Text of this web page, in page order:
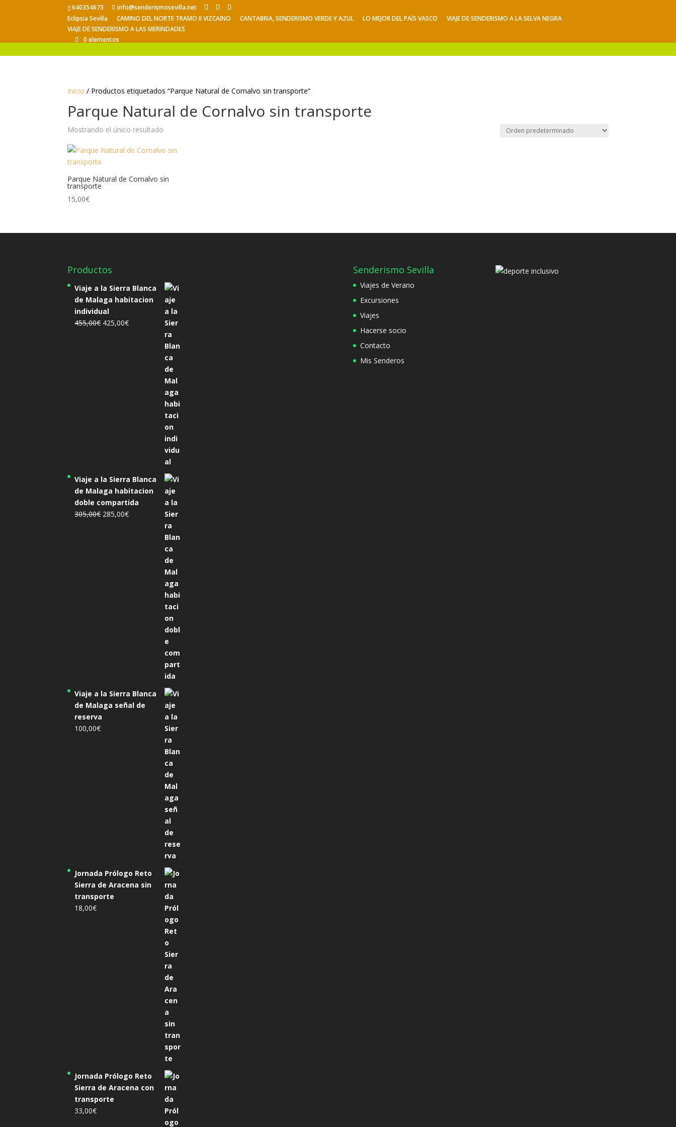
640354673
info@senderismosevilla.net
Eclipsia Sevilla
CAMINO DEL NORTE TRAMO II VIZCAINO CANTABRIA, SENDERISMO VERDE Y AZUL LO MEJOR DEL PAÍS VASCO
VIAJE DE SENDERISMO A LA SELVA NEGRA
VIAJE DE SENDERISMO A LAS MERINDADES
0 elementos
Inicio / Productos etiquetados “Parque Natural de Cornalvo sin transporte”
Parque Natural de Cornalvo sin transporte
Mostrando el único resultado
Parque Natural de Cornalvo sin
transporte
15,00€
Productos
Viaje a la Sierra Blanca
de Malaga habitacion
individual
455,00€ El
425,00€El
Viaje a la Sierra Blanca
de Malaga habitacion
doble compartida
305,00€ El
285,00€El
Viaje a la Sierra Blanca
de Malaga señal de
reserva
100,00€
Jornada Prólogo Reto
Sierra de Aracena sin
transporte
18,00€
Jornada Prólogo Reto
Sierra de Aracena con
transporte
33,00€
Senderismo Sevilla
Viajes de Verano
Excursiones
Viajes
Hacerse socio
Contacto
Mis Senderos